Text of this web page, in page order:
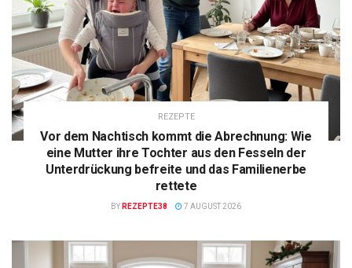
REZEPTE
Vor dem Nachtisch kommt die Abrechnung: Wie
eine Mutter ihre Tochter aus den Fesseln der
Unterdrückung befreite und das Familienerbe
rettete
BY REZEPTE38 7 AUGUST 2026